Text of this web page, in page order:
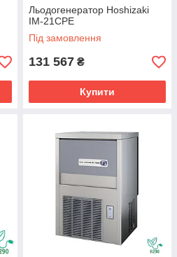
Льодогенератор Hoshizaki
IM-21CPE
Під замовлення
131 567 ₴
Купити